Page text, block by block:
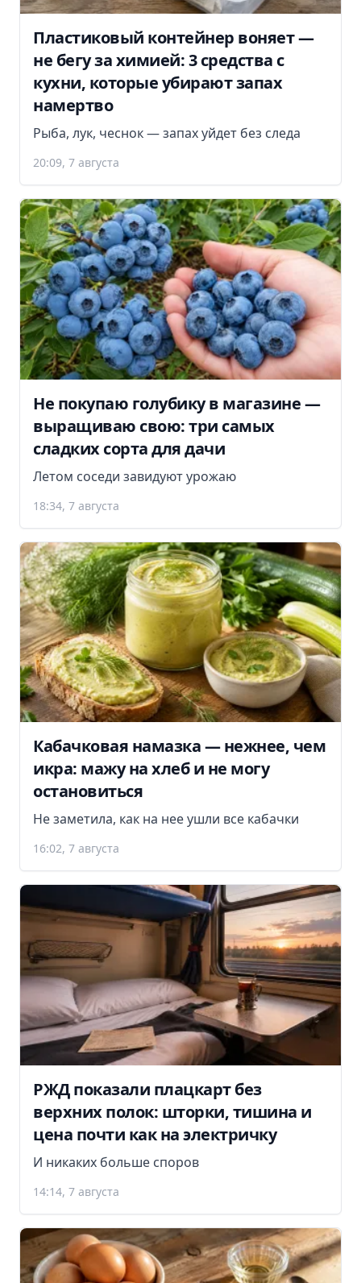
Пластиковый контейнер воняет —
не бегу за химией: 3 средства с
кухни, которые убирают запах
намертво
Рыба, лук, чеснок — запах уйдет без следа
20:09, 7 августа
Не покупаю голубику в магазине —
выращиваю свою: три самых
сладких сорта для дачи
Летом соседи завидуют урожаю
18:34, 7 августа
Кабачковая намазка — нежнее, чем
икра: мажу на хлеб и не могу
остановиться
Не заметила, как на нее ушли все кабачки
16:02, 7 августа
РЖД показали плацкарт без
верхних полок: шторки, тишина и
цена почти как на электричку
И никаких больше споров
14:14, 7 августа